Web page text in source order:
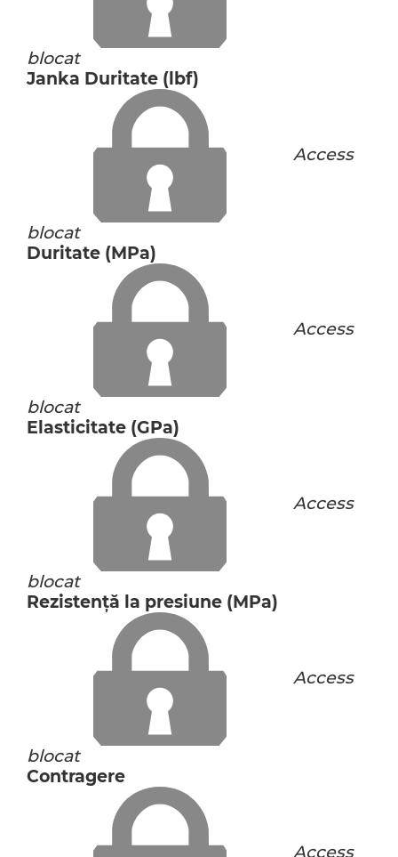
blocat
Janka Duritate (lbf)
Access
blocat
Duritate (MPa)
Access
blocat
Elasticitate (GPa)
Access
blocat
Rezistență la presiune (MPa)
Access
blocat
Contragere
Access